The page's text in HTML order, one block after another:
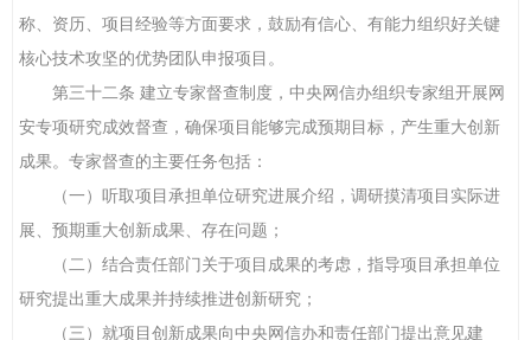
称、资历、项目经验等方面要求，鼓励有信心、有能力组织好关键
核心技术攻坚的优势团队申报项目。
第三十二条 建立专家督查制度，中央网信办组织专家组开展网
安专项研究成效督查，确保项目能够完成预期目标，产生重大创新
成果。专家督查的主要任务包括：
（一）听取项目承担单位研究进展介绍，调研摸清项目实际进
展、预期重大创新成果、存在问题；
（二）结合责任部门关于项目成果的考虑，指导项目承担单位
研究提出重大成果并持续推进创新研究；
（三）就项目创新成果向中央网信办和责任部门提出意见建